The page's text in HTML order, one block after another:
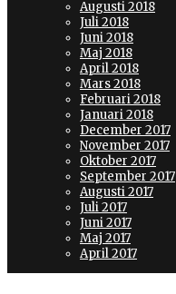
Augusti 2018
Juli 2018
Juni 2018
Maj 2018
April 2018
Mars 2018
Februari 2018
Januari 2018
December 2017
November 2017
Oktober 2017
September 2017
Augusti 2017
Juli 2017
Juni 2017
Maj 2017
April 2017